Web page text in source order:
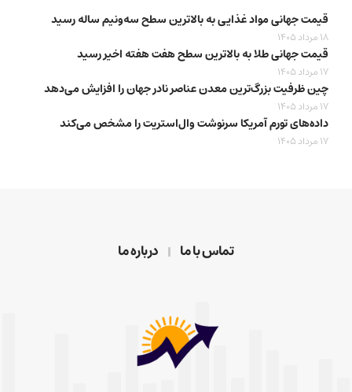
قیمت جهانی مواد غذایی به بالاترین سطح سه‌ونیم ساله رسید
18 مرداد 1405
قیمت جهانی طلا به بالاترین سطح هفت هفته اخیر رسید
17 مرداد 1405
چین ظرفیت بزرگ‌ترین معدن عناصر نادر جهان را افزایش می‌دهد
17 مرداد 1405
داده‌های تورم آمریکا سرنوشت وال‌استریت را مشخص می‌کند
17 مرداد 1405
تماس با ما درباره ما